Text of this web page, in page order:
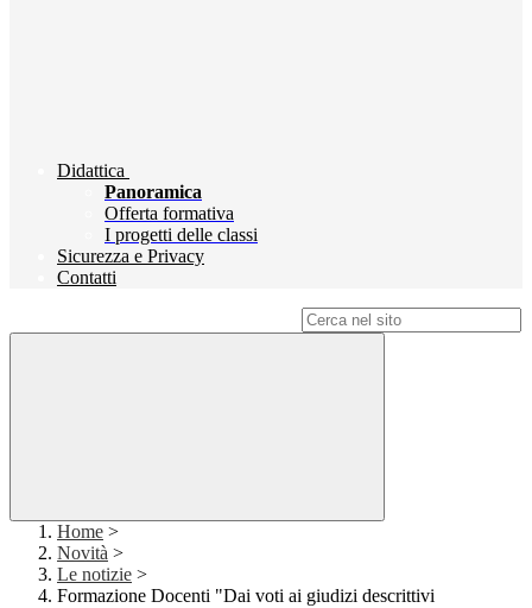
Didattica
Panoramica
Offerta formativa
I progetti delle classi
Sicurezza e Privacy
Contatti
Home >
Novità >
Le notizie >
Formazione Docenti "Dai voti ai giudizi descrittivi